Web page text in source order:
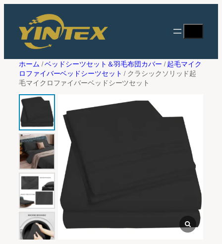
キ
索
ホーム /ベッドシーツセット＆羽毛布団カバー /起毛マイク
ロファイバーベッドシーツセット / クラシックソリッド起
毛マイクロファイバーベッドシーツセット
ー
見積りを依頼する
フルネーム*
メールアドレス
会社名*
情報*